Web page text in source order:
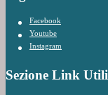
Facebook
Youtube
Instagram
Sezione Link Utili